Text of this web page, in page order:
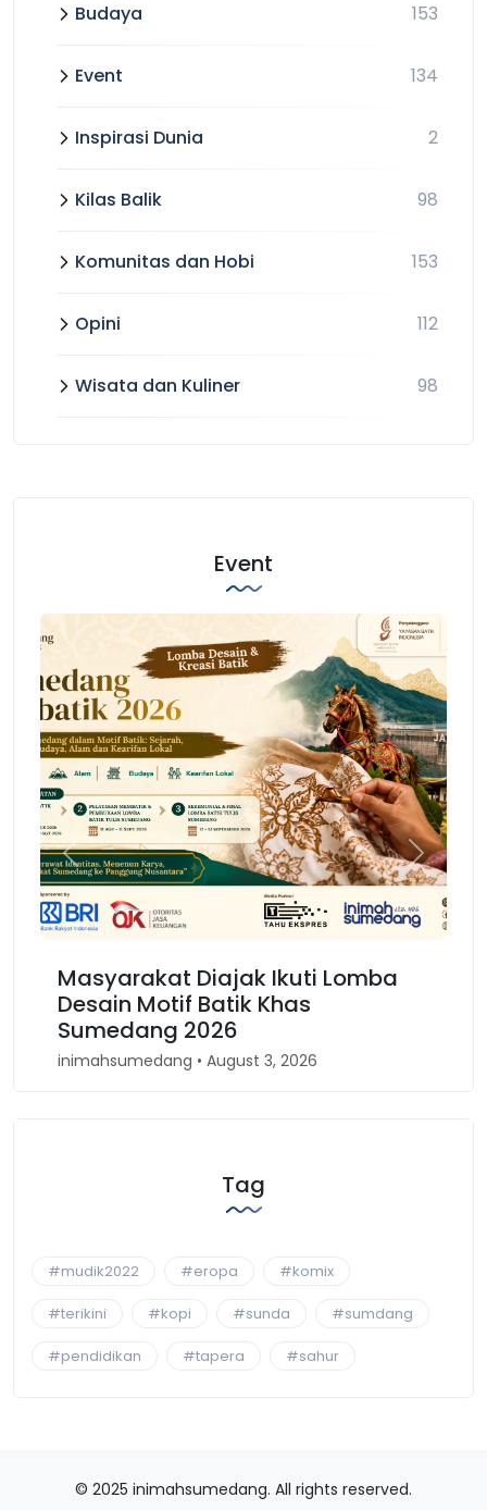
Budaya 153
Event 134
Inspirasi Dunia 2
Kilas Balik 98
Komunitas dan Hobi 153
Opini 112
Wisata dan Kuliner 98
Event
Masyarakat Diajak Ikuti Lomba
Desain Motif Batik Khas
Sumedang 2026
inimahsumedang • August 3, 2026
Previous Next
Tag
#mudik2022 #eropa #komix
#terikini #kopi #sunda #sumdang
#pendidikan #tapera #sahur
© 2025 inimahsumedang. All rights reserved.